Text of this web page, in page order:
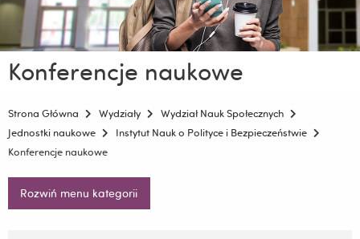
Konferencje naukowe
Strona Główna Wydziały
Wydział Nauk Społecznych
Jednostki naukowe
Instytut Nauk o Polityce i Bezpieczeństwie
Konferencje naukowe
Rozwiń menu kategorii